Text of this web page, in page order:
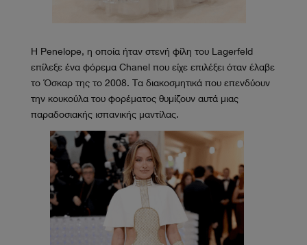
Η Penelope, η οποία ήταν στενή φίλη του Lagerfeld
επίλεξε ένα φόρεμα Chanel που είχε επιλέξει όταν έλαβε
το Όσκαρ της το 2008. Τα διακοσμητικά που επενδύουν
την κουκούλα του φορέματος θυμίζουν αυτά μιας
παραδοσιακής ισπανικής μαντίλας.